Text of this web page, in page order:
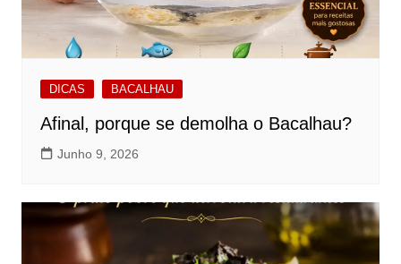
DICAS BACALHAU
Afinal, porque se demolha o Bacalhau?
Junho 9, 2026